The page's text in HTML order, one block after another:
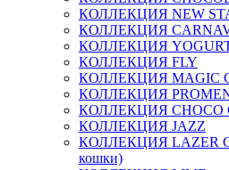
КОЛЛЕКЦИЯ NEW
КОЛЛЕКЦИЯ
КОЛЛЕКЦИЯ
КОЛЛЕКЦИЯ FLY
КОЛЛЕКЦИЯ MAGIC
КОЛЛЕКЦИЯ
КОЛЛЕКЦИЯ CHOCO
КОЛЛЕКЦИЯ JAZZ
КОЛЛЕКЦИЯ LAZER
кошки)